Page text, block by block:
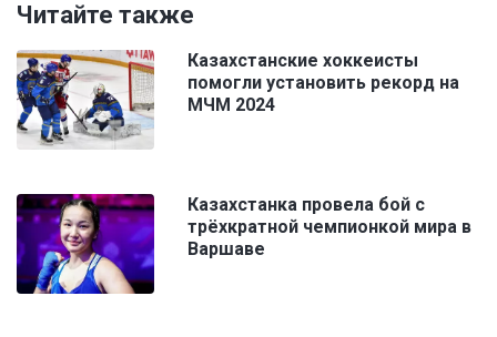
Читайте также
Казахстанские хоккеисты
помогли установить рекорд на
МЧМ 2024
Казахстанка провела бой с
трёхкратной чемпионкой мира в
Варшаве